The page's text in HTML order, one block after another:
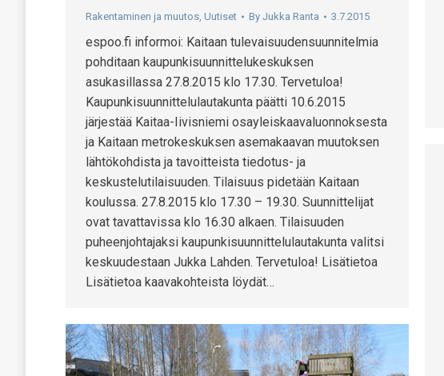
Rakentaminen ja muutos, Uutiset By Jukka Ranta 3.7.2015
espoo.fi informoi: Kaitaan tulevaisuudensuunnitelmia
pohditaan kaupunkisuunnittelukeskuksen
asukasillassa 27.8.2015 klo 17.30. Tervetuloa!
Kaupunkisuunnittelulautakunta päätti 10.6.2015
järjestää Kaitaa-Iivisniemi osayleiskaavaluonnoksesta
ja Kaitaan metrokeskuksen asemakaavan muutoksen
lähtökohdista ja tavoitteista tiedotus- ja
keskustelutilaisuuden. Tilaisuus pidetään Kaitaan
koulussa. 27.8.2015 klo 17.30 – 19.30. Suunnittelijat
ovat tavattavissa klo 16.30 alkaen. Tilaisuuden
puheenjohtajaksi kaupunkisuunnittelulautakunta valitsi
keskuudestaan Jukka Lahden. Tervetuloa! Lisätietoa
Lisätietoa kaavakohteista löydät…